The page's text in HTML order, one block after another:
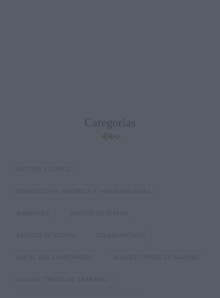
Categorías
BATIDOS Y ZUMOS
BOCADILLOS Y SÁNDWICH Y HAMBURGUESAS
BOMBONES BRAZOS DE GITANO
BÁSICOS DE COCINA COLABORATIVOS
DIA DE LOS ENAMORADOS DULCES TÍPICOS DE NAVIDAD
DULCES TÍPICOS DE CARNAVAL